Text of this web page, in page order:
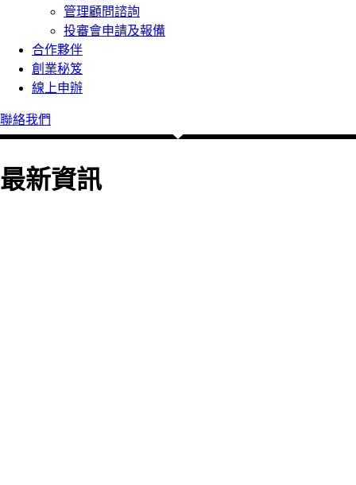
管理顧問諮詢
投審會申請及報備
合作夥伴
創業秘笈
線上申辦
聯絡我們
最新資訊